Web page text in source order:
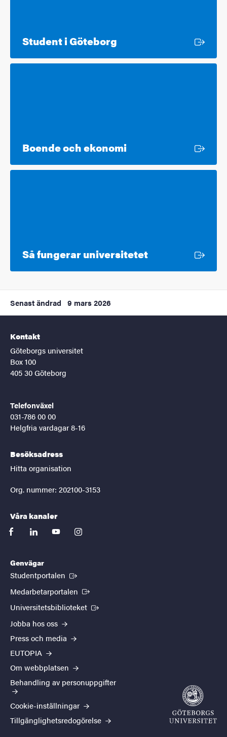
Student i Göteborg
Boende och ekonomi
Så fungerar universitetetExtern länk
Senast ändrad 9 mars 2026
Kontakt
Göteborgs universitet
Box 100
405 30 Göteborg
Telefonväxel
031-786 00 00
Helgfria vardagar 8-16
Besöksadress
Hitta organisation
Org. nummer: 202100-3153
Våra kanaler
facebooklinkedinyoutubeinstagram
Genvägar
Studentportalen (Extern länk)
Medarbetarportalen (Extern länk)
Universitetsbiblioteket (Extern länk)
Jobba hos oss
Press och media
EUTOPIA
Om webbplatsen
Behandling av personuppgifter
Cookie-inställningar
Tillgänglighetsredogörelse